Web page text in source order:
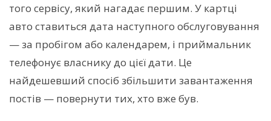
того сервісу, який нагадає першим. У картці
авто ставиться дата наступного обслуговування
— за пробігом або календарем, і приймальник
телефонує власнику до цієї дати. Це
найдешевший спосіб збільшити завантаження
постів — повернути тих, хто вже був.